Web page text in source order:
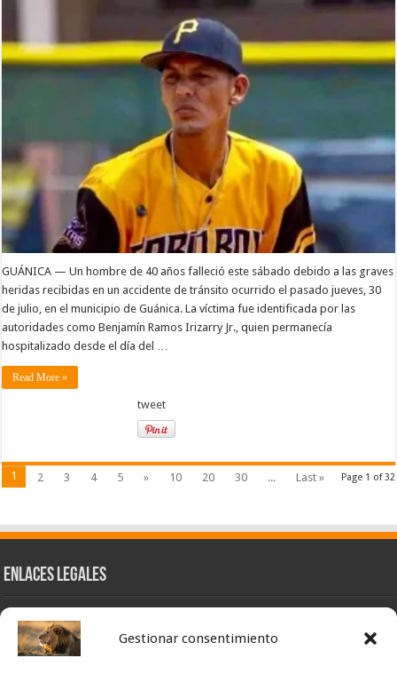
Gestionar consentimiento
GUÁNICA — Un hombre de 40 años falleció este sábado debido a las graves
heridas recibidas en un accidente de tránsito ocurrido el pasado jueves, 30
de julio, en el municipio de Guánica. La víctima fue identificada por las
autoridades como Benjamín Ramos Irizarry Jr., quien permanecía
hospitalizado desde el día del …
Read More »
tweet
Page 1 of 32
1 2 3 4 5 » 10 20 30 ... Last »
Enlaces Legales
Nuestra Esencia
Pulso Global